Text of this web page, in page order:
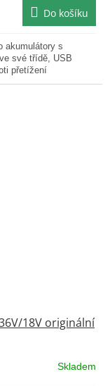
Do košíku
akumulátory s
své třídě, USB
přetížení
18V originální
Skladem